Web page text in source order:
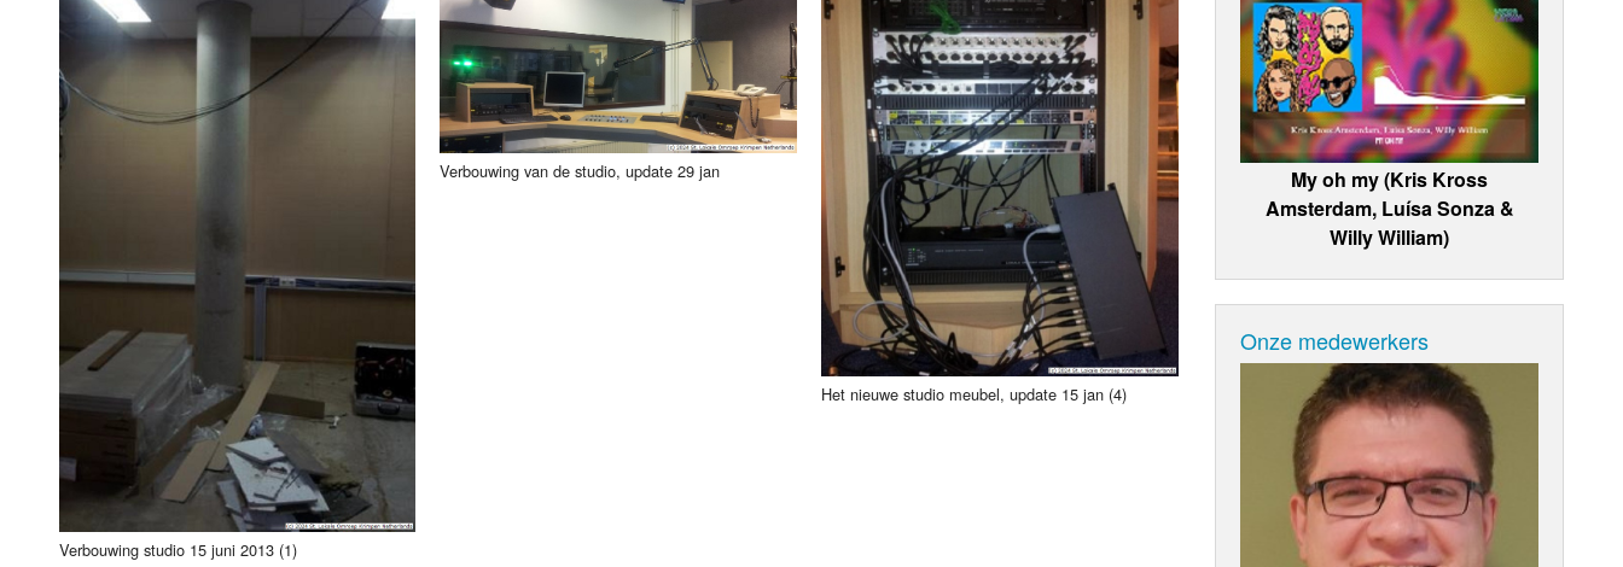
Verbouwing studio 15 juni 2013 (1)
Verbouwing van de studio, update 29 jan
Het nieuwe studio meubel, update 15 jan (4)
My oh my (Kris Kross
Amsterdam, Luísa Sonza &
Willy William)
Onze medewerkers